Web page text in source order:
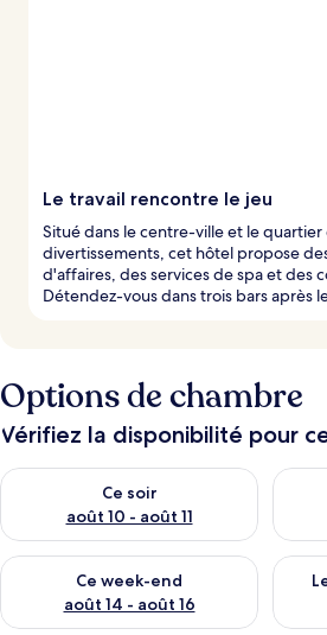
Le travail rencontre le jeu
Situé dans le centre-ville et le quartier
divertissements, cet hôtel propose
d'affaires, des services de spa et des
Détendez-vous dans trois bars après
Options de chambre
Vérifiez la disponibilité pour
Ce soir
août 10 - août 11
Vérifier la disponibilité pour ce soir
Ce week-end
août 14 - août 16
Vérifier la disponibilité pour ce week-